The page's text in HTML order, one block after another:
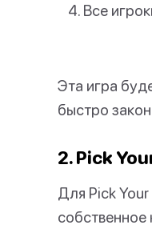
Все
Эта игра
быстро
2. Pick
Для Pick
собственное